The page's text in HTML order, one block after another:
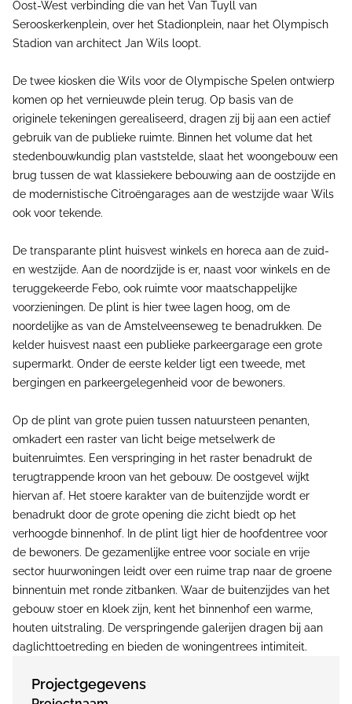
Oost-West verbinding die van het Van Tuyll van
Serooskerkenplein, over het Stadionplein, naar het Olympisch
Stadion van architect Jan Wils loopt.
De twee kiosken die Wils voor de Olympische Spelen ontwierp
komen op het vernieuwde plein terug. Op basis van de
originele tekeningen gerealiseerd, dragen zij bij aan een actief
gebruik van de publieke ruimte. Binnen het volume dat het
stedenbouwkundig plan vaststelde, slaat het woongebouw een
brug tussen de wat klassiekere bebouwing aan de oostzijde en
de modernistische Citroëngarages aan de westzijde waar Wils
ook voor tekende.
De transparante plint huisvest winkels en horeca aan de zuid-
en westzijde. Aan de noordzijde is er, naast voor winkels en de
teruggekeerde Febo, ook ruimte voor maatschappelijke
voorzieningen. De plint is hier twee lagen hoog, om de
noordelijke as van de Amstelveenseweg te benadrukken. De
kelder huisvest naast een publieke parkeergarage een grote
supermarkt. Onder de eerste kelder ligt een tweede, met
bergingen en parkeergelegenheid voor de bewoners.
Op de plint van grote puien tussen natuursteen penanten,
omkadert een raster van licht beige metselwerk de
buitenruimtes. Een verspringing in het raster benadrukt de
terugtrappende kroon van het gebouw. De oostgevel wijkt
hiervan af. Het stoere karakter van de buitenzijde wordt er
benadrukt door de grote opening die zicht biedt op het
verhoogde binnenhof. In de plint ligt hier de hoofdentree voor
de bewoners. De gezamenlijke entree voor sociale en vrije
sector huurwoningen leidt over een ruime trap naar de groene
binnentuin met ronde zitbanken. Waar de buitenzijdes van het
gebouw stoer en kloek zijn, kent het binnenhof een warme,
houten uitstraling. De verspringende galerijen dragen bij aan
daglichttoetreding en bieden de woningentrees intimiteit.
Projectgegevens